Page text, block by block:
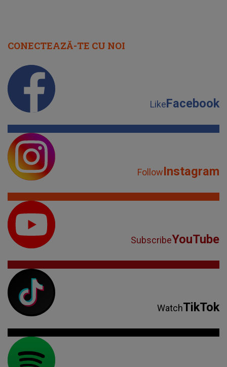
CONECTEAZĂ-TE CU NOI
LikeFacebook
FollowInstagram
SubscribeYouTube
WatchTikTok